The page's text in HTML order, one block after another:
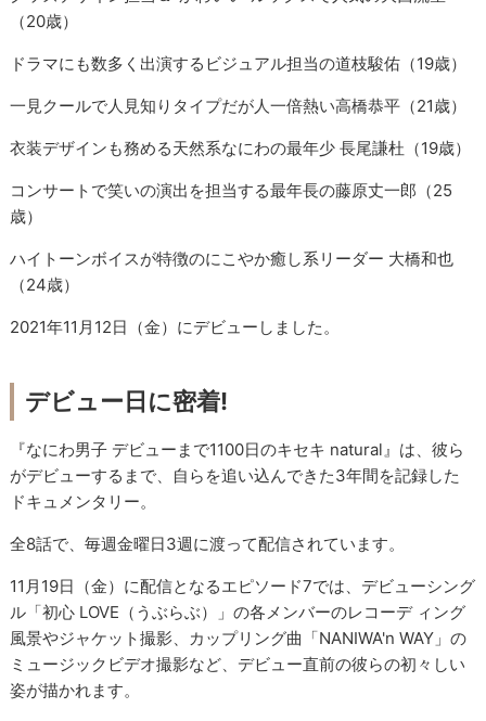
（20歳）
ドラマにも数多く出演するビジュアル担当の道枝駿佑（19歳）
一見クールで人見知りタイプだが人一倍熱い高橋恭平（21歳）
衣装デザインも務める天然系なにわの最年少 長尾謙杜（19歳）
コンサートで笑いの演出を担当する最年長の藤原丈一郎（25
歳）
ハイトーンボイスが特徴のにこやか癒し系リーダー 大橋和也
（24歳）
2021年11月12日（金）にデビューしました。
デビュー日に密着!
『なにわ男子 デビューまで1100日のキセキ natural』は、彼ら
がデビューするまで、自らを追い込んできた3年間を記録した
ドキュメンタリー。
全8話で、毎週金曜日3週に渡って配信されています。
11月19日（金）に配信となるエピソード7では、デビューシング
ル「初心 LOVE（うぶらぶ）」の各メンバーのレコーデ ィング
風景やジャケット撮影、カップリング曲「NANIWA'n WAY」の
ミュージックビデオ撮影など、デビュー直前の彼らの初々しい
姿が描かれます。